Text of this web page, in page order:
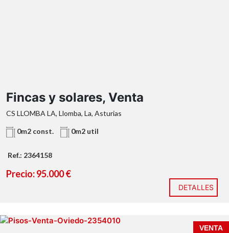
Fincas y solares, Venta
CS LLOMBA LA, Llomba, La, Asturias
0m2 const. 0m2 util
Ref.: 2364158
Precio: 95.000 €
DETALLES
VENTA
OBRA NUEVA